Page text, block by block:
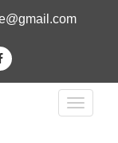
Toggle
Navigation